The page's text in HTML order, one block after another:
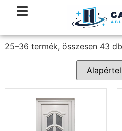
25–36 termék, összesen 43 db